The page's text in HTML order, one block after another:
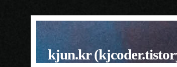
kjun.kr